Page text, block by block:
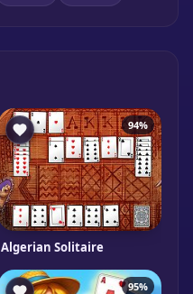
94%
Algerian Solitaire
95%